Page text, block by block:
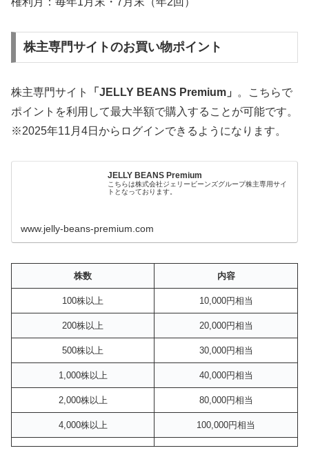
株主専門サイトのお買い物ポイント
株主専門サイト 「JELLY BEANS Premium」 。こちらで
ポイントを利用して最大半額で購入することが可能です。
※2025年11月4日からログインできるようになります。
JELLY BEANS Premium
こちらは株式会社ジェリービーンズグループ株主専用サイ
トとなっております。
www.jelly-beans-premium.com
株数 内容
100株以上 10,000円相当
200株以上 20,000円相当
500株以上 30,000円相当
1,000株以上 40,000円相当
2,000株以上 80,000円相当
4,000株以上 100,000円相当